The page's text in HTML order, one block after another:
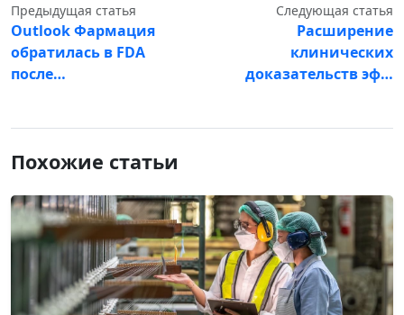
Предыдущая статья
Outlook Фармация
обратилась в FDA
после…
Следующая статья
Расширение
клинических
доказательств эф…
Похожие статьи